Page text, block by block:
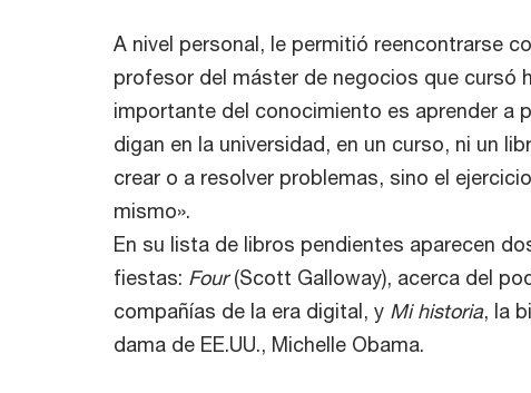
A nivel personal, le permitió reencontrarse
profesor del máster de negocios que cursó
importante del conocimiento es aprender a
digan en la universidad, en un curso, ni un
crear o a resolver problemas, sino el
mismo».
En su lista de libros pendientes aparecen
fiestas: Four(Scott Galloway), acerca del
compañías de la era digital, y Mi historia, la
dama de EE.UU., Michelle Obama.